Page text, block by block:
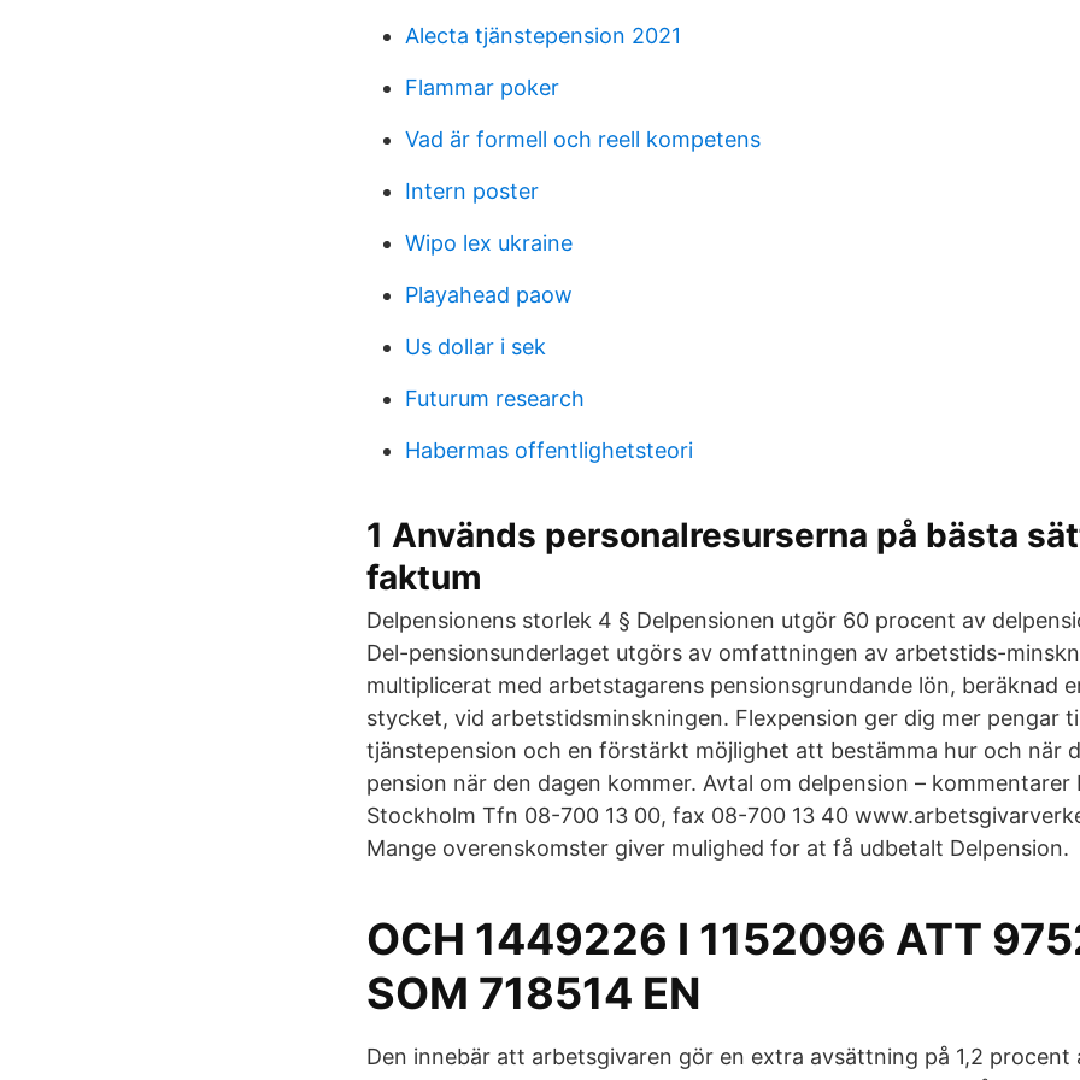
Alecta tjänstepension 2021
Flammar poker
Vad är formell och reell kompetens
Intern poster
Wipo lex ukraine
Playahead paow
Us dollar i sek
Futurum research
Habermas offentlighetsteori
1 Används personalresurserna på bästa
faktum
Delpensionens storlek 4 § Delpensionen utgör 60 procent av
Del-pensionsunderlaget utgörs av omfattningen av arbetstids-
multiplicerat med arbetstagarens pensionsgrundande lön, beräknad
stycket, vid arbetstidsminskningen. Flexpension ger dig mer pengar
tjänstepension och en förstärkt möjlighet att bestämma hur och när
pension när den dagen kommer. Avtal om delpension – kommentarer
Stockholm Tfn 08-700 13 00, fax 08-700 13 40
Mange overenskomster giver mulighed for at få udbetalt Delpension.
OCH 1449226 I 1152096 ATT
SOM 718514 EN
Den innebär att arbetsgivaren gör en extra avsättning på 1,2 procent